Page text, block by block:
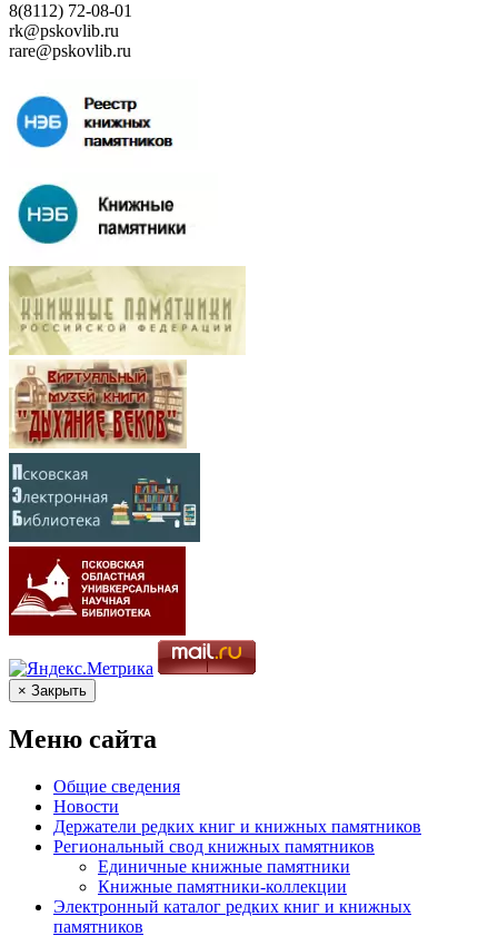
8(8112) 72-08-01
rk@pskovlib.ru
rare@pskovlib.ru
× Закрыть
Меню сайта
Общие сведения
Новости
Держатели редких книг и книжных памятников
Региональный свод книжных памятников
Единичные книжные памятники
Книжные памятники-коллекции
Электронный каталог редких книг и книжных
памятников